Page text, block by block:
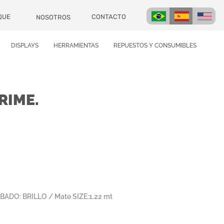
NOSOTROS CONTACTO
DISPLAYS HERRAMIENTAS REPUESTOS Y CONSUMIBLES
BRILLO / Mate SIZE:1.22 mt